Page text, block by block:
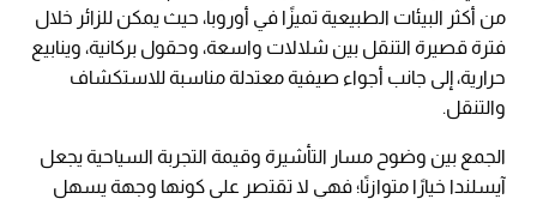
من أكثر البيئات الطبيعية تميزًا في أوروبا، حيث يمكن للزائر خلال
فترة قصيرة التنقل بين شلالات واسعة، وحقول بركانية، وينابيع
حرارية، إلى جانب أجواء صيفية معتدلة مناسبة للاستكشاف
والتنقل.
الجمع بين وضوح مسار التأشيرة وقيمة التجربة السياحية يجعل
آيسلندا خيارًا متوازنًا؛ فهي لا تقتصر على كونها وجهة يسهل